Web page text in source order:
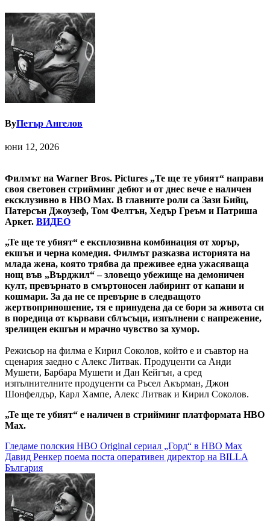
ByПетър Ангелов
юни 12, 2026
Филмът на Warner Bros. Pictures „Те ще те убият“ направи
своя световен стрийминг дебют и от днес вече е наличен
ексклузивно в HBO Max. В главните роли са Зази Бийц,
Патерсън Джоузеф, Том Фелтън, Хедър Греъм и Патриша
Аркет. ВИДЕО
„Те ще те убият“ е експлозивна комбинация от хорър,
екшън и черна комедия. Филмът разказва историята на
млада жена, която трябва да преживее една ужасяваща
нощ във „Върджил“ – зловещо убежище на демоничен
култ, превърнато в смъртоносен лабиринт от капани и
кошмари. За да не се превърне в следващото
жертвоприношение, тя е принудена да се бори за живота си
в поредица от кървави сблъсъци, изпълнени с напрежение,
зрелищен екшън и мрачно чувство за хумор.
Режисьор на филма е Кирил Соколов, който е и съавтор на
сценария заедно с Алекс Литвак. Продуценти са Анди
Мушети, Барбара Мушети и Дан Кейгън, а сред
изпълнителните продуценти са Ръсел Акърман, Джон
Шонфелдър, Карл Хампе, Алекс Литвак и Кирил Соколов.
„Те ще те убият“ е наличен в стрийминг платформата HBO
Max.
Навигация
Гледаме полския HBO Original сериал „Горд“ в HBO Max
Давид Ренкер поема поста оперативен директор на BILLA
България